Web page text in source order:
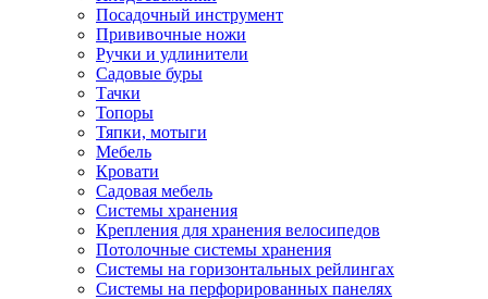
Посадочный инструмент
Прививочные ножи
Ручки и удлинители
Садовые буры
Тачки
Топоры
Тяпки, мотыги
Мебель
Кровати
Садовая мебель
Системы хранения
Крепления для хранения велосипедов
Потолочные системы хранения
Системы на горизонтальных рейлингах
Системы на перфорированных панелях